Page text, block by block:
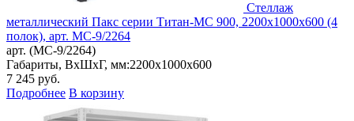
Стеллаж
металлический Пакс серии Титан-МС 900, 2200x1000x600 (4
полок), арт. МС-9/2264
арт. (МС-9/2264)
Габариты, ВxШxГ, мм:2200x1000x600
7 245 руб.
Подробнее В корзину